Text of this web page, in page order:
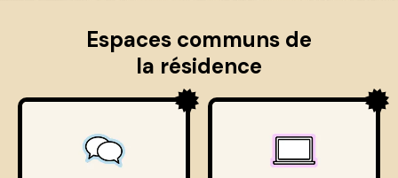
Espaces communs de
la résidence